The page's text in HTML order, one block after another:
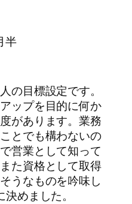
半
の目標設定です。
ップを目的に何か
があります。業務
とでも構わないの
営業として知って
た資格として取得
うなものを吟味し
めました。